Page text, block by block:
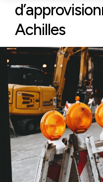
Achilles